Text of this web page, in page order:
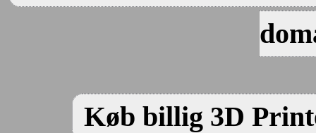
Køb billig 3D